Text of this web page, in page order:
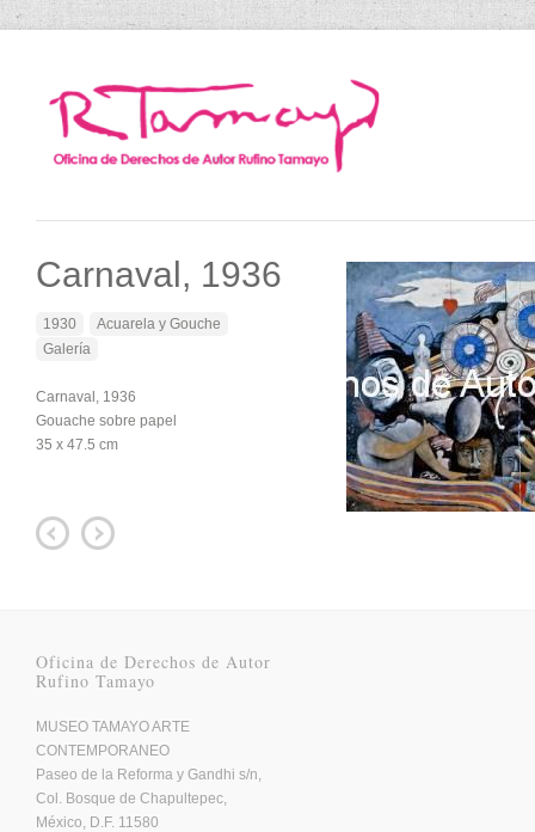
Carnaval, 1936
1930
Acuarela y Gouche
Galería
Carnaval, 1936
Gouache sobre papel
35 x 47.5 cm
Oficina de Derechos de Autor
Rufino Tamayo
MUSEO TAMAYO ARTE
CONTEMPORANEO
Paseo de la Reforma y Gandhi s/n,
Col. Bosque de Chapultepec,
México, D.F. 11580